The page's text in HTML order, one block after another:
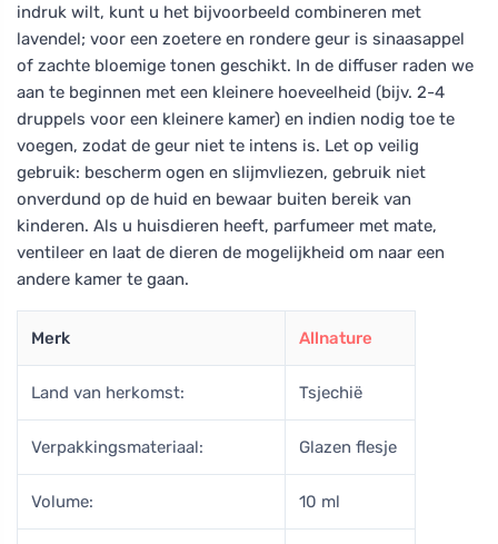
indruk wilt, kunt u het bijvoorbeeld combineren met
lavendel; voor een zoetere en rondere geur is sinaasappel
of zachte bloemige tonen geschikt. In de diffuser raden we
aan te beginnen met een kleinere hoeveelheid (bijv. 2-4
druppels voor een kleinere kamer) en indien nodig toe te
voegen, zodat de geur niet te intens is. Let op veilig
gebruik: bescherm ogen en slijmvliezen, gebruik niet
onverdund op de huid en bewaar buiten bereik van
kinderen. Als u huisdieren heeft, parfumeer met mate,
ventileer en laat de dieren de mogelijkheid om naar een
andere kamer te gaan.
Merk Allnature
Land van herkomst: Tsjechië
Verpakkingsmateriaal: Glazen flesje
Volume: 10 ml